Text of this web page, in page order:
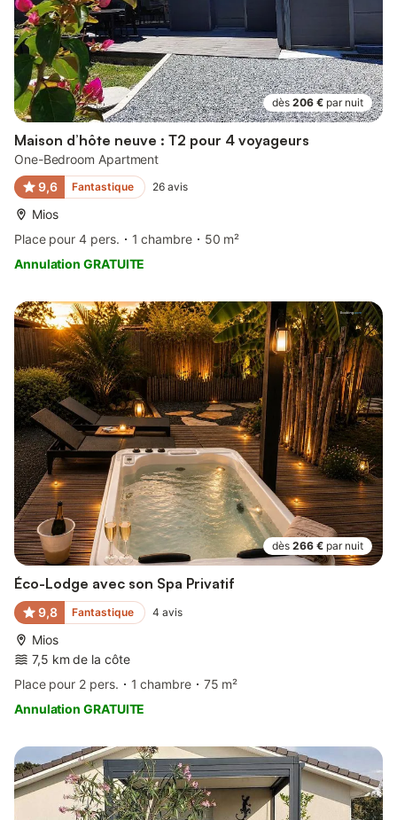
dès 206 € par nuit
Maison d’hôte neuve : T2 pour 4 voyageurs
One-Bedroom Apartment
9,6
Fantastique 26 avis
Mios
Place pour 4 pers.
1 chambre
50 m²
Annulation GRATUITE
dès 266 € par nuit
Éco-Lodge avec son Spa Privatif
9,8 Fantastique 4 avis
Mios
7,5 km de la côte
Place pour 2 pers.
1 chambre
75 m²
Annulation GRATUITE